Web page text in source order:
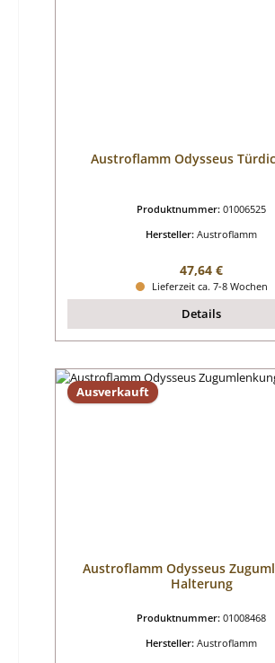
Austroflamm Odysseus
Produktnummer: 01006525
Hersteller: Austroflamm
Regulärer Preis:
47,64 €
Lieferzeit ca. 7-8 Wochen
Details
Ausverkauft
Austroflamm Odysseus
Halterung
Produktnummer: 01008468
Hersteller: Austroflamm